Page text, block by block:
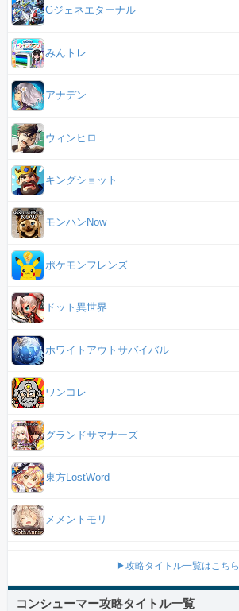
Gジェネエターナル
みんトレ
アナデン
ウィンヒロ
キングショット
モンハンNow
ポケモンフレンズ
ドット異世界
ホワイトアウトサバイバル
ワンコレ
グランドサマナーズ
東方LostWord
メメントモリ
▶攻略タイトル一覧はこちら
コンシューマー攻略タイトル一覧